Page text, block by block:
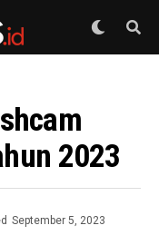
2023
September 5, 2023